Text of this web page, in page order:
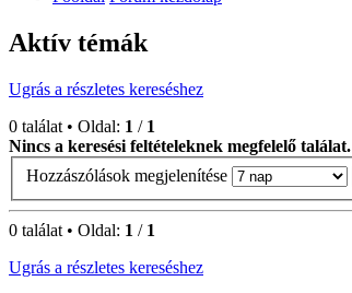
Aktív témák
Ugrás a részletes kereséshez
0 találat • Oldal: 1 / 1
Nincs a keresési feltételeknek megfelelő találat.
Hozzászólások megjelenítése
0 találat • Oldal: 1 / 1
Ugrás a részletes kereséshez